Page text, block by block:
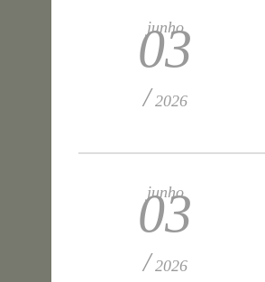
junho
03
/ 2026
junho
03
/ 2026